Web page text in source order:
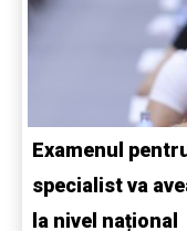
Examenul
specialist va
la nivel național